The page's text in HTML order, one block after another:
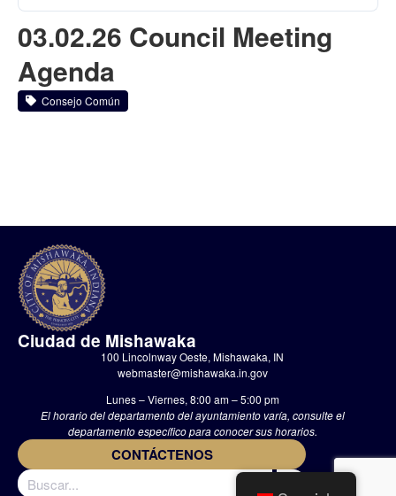
03.02.26 Council Meeting
Agenda
Consejo Común
Ciudad de Mishawaka
100 Lincolnway Oeste, Mishawaka, IN
webmaster@mishawaka.in.gov
Lunes – Viernes, 8:00 am – 5:00 pm
El horario del departamento del ayuntamiento varía, consulte el
departamento específico para conocer sus horarios.
CONTÁCTENOS